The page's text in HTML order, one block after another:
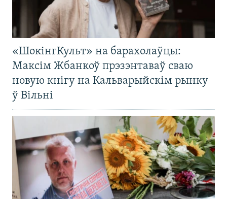
«ШокінгКульт» на барахолаўцы:
Максім Жбанкоў прэзэнтаваў сваю
новую кнігу на Кальварыйскім рынку
ў Вільні